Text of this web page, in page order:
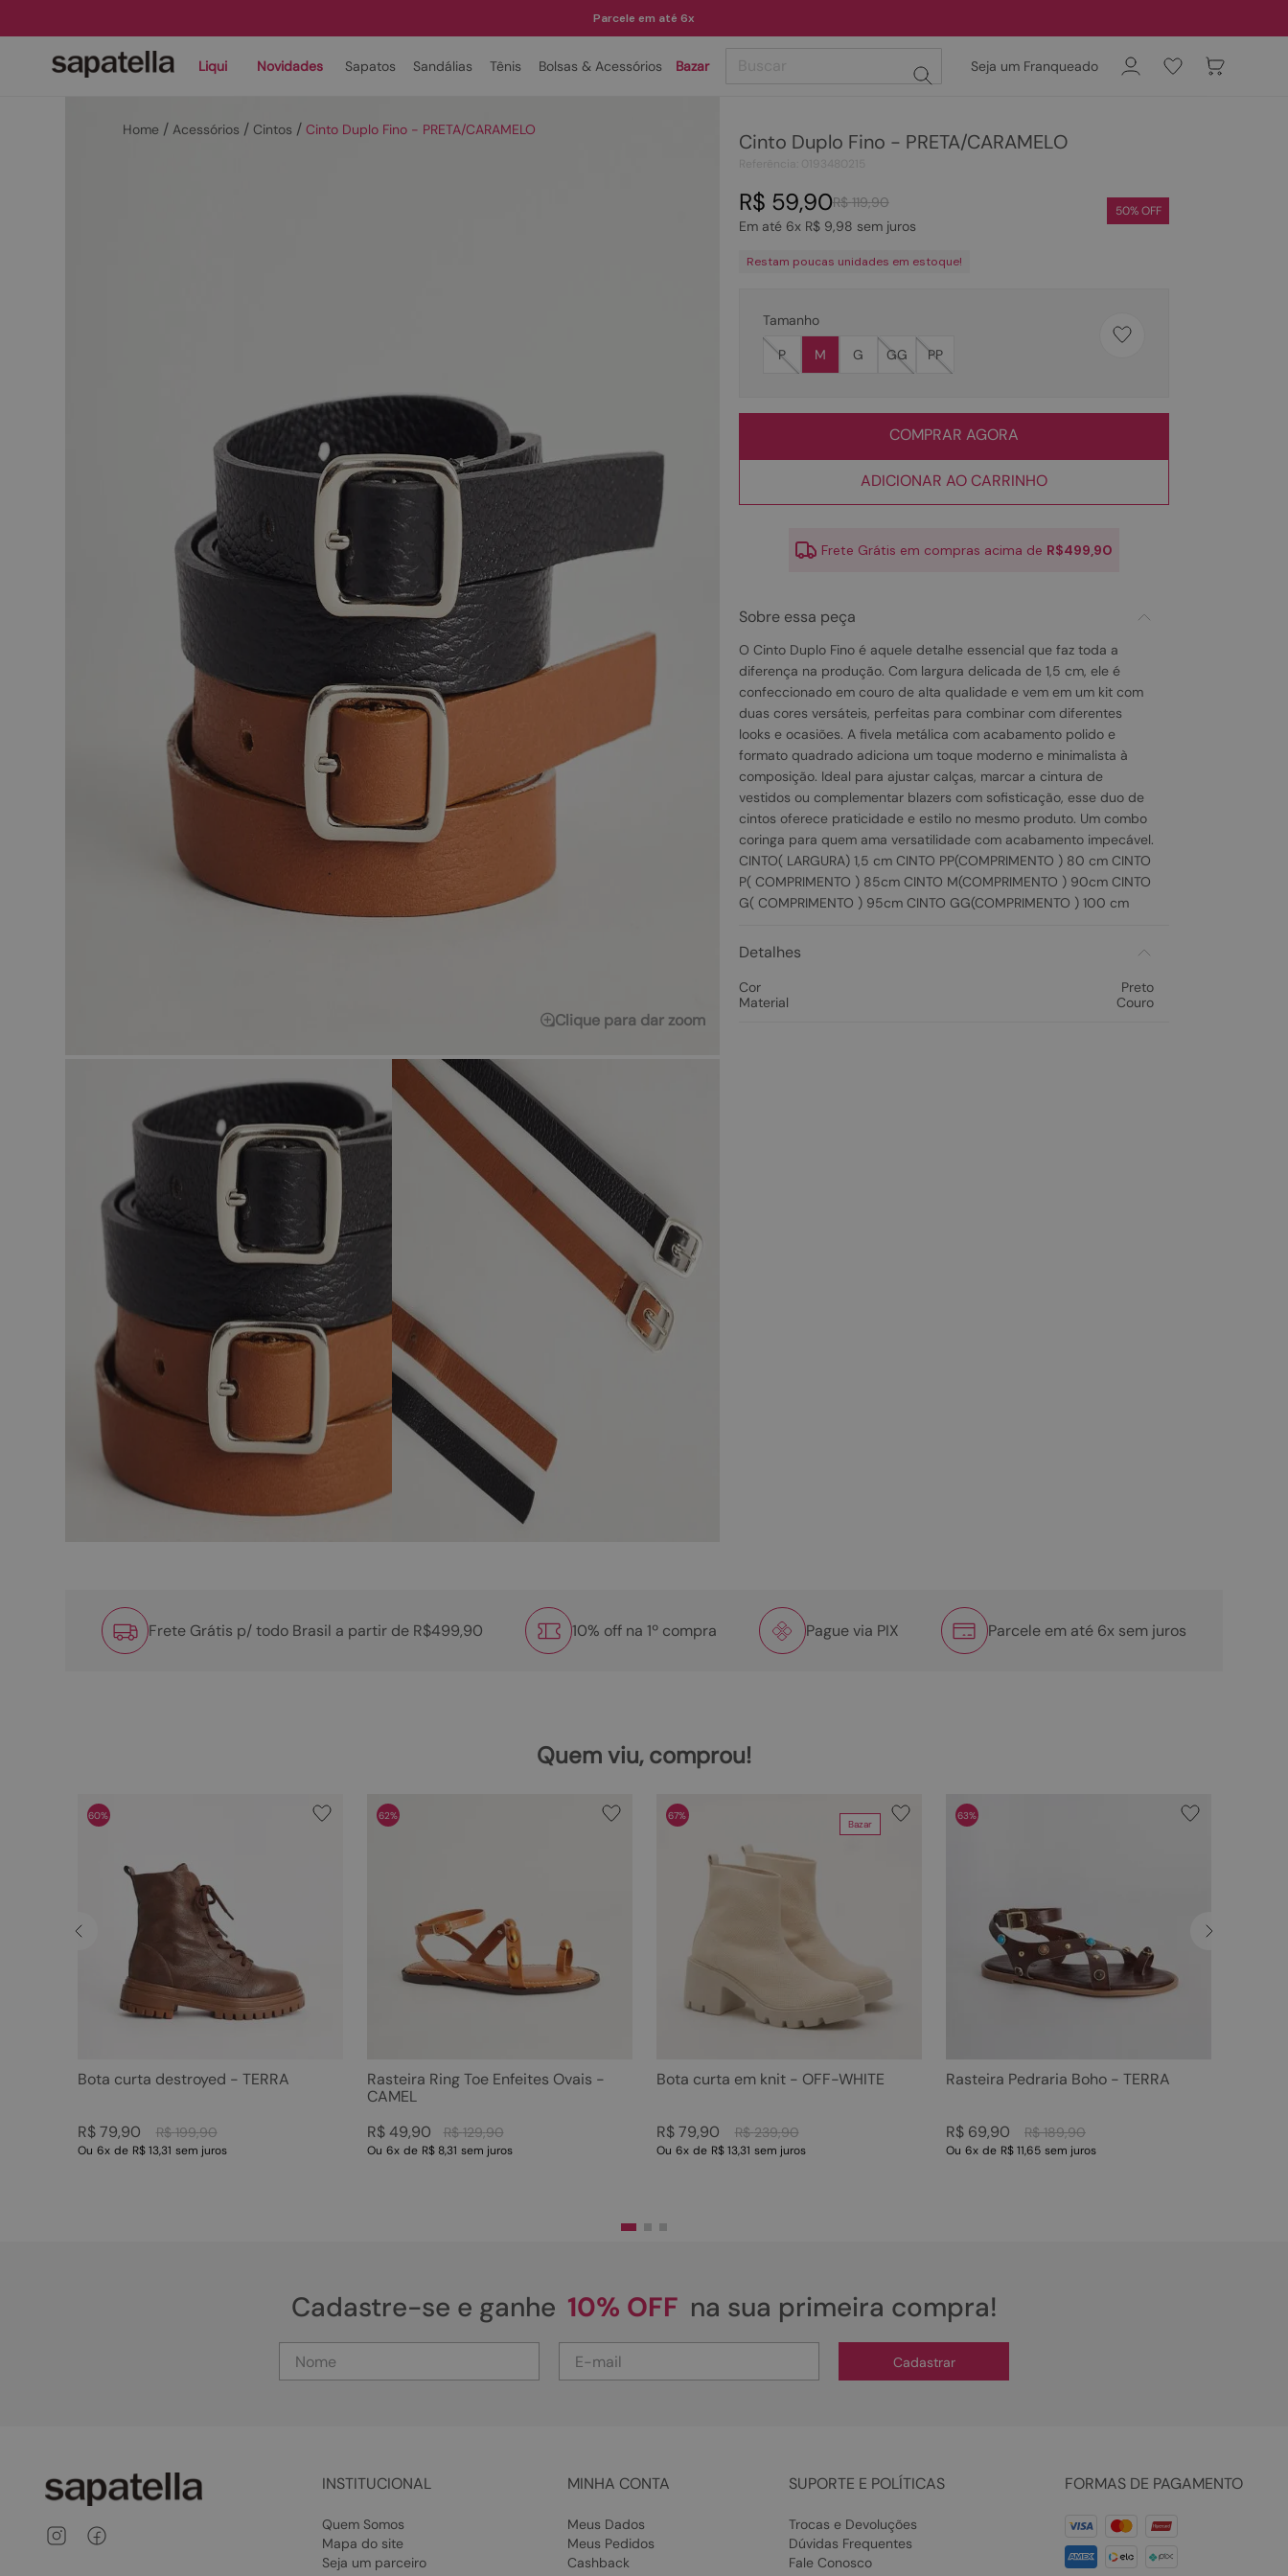
Parcele em até 6x
Liqui Novidades Sapatos Sandálias Tênis Bolsas & Acessórios Bazar Seja um Franqueado
Acessórios Cintos Cinto Duplo Fino - PRETA/CARAMELO
Clique para dar zoom
Cinto Duplo Fino - PRETA/CARAMELO
R$ 119,90
R$ 59,90
Em até 6x R$ 9,98 sem juros
50% OFF
Restam poucas unidades em estoque!
Tamanho
P
M G GG PP
COMPRAR AGORA
ADICIONAR AO CARRINHO
Frete Grátis em compras acima de R$499,90
Sobre essa peça
O Cinto Duplo Fino é aquele detalhe essencial que faz toda a
diferença na produção. Com largura delicada de 1,5 cm, ele é
confeccionado em couro de alta qualidade e vem em um kit com
duas cores versáteis, perfeitas para combinar com diferentes
looks e ocasiões. A fivela metálica com acabamento polido e
formato quadrado adiciona um toque moderno e minimalista à
composição. Ideal para ajustar calças, marcar a cintura de
vestidos ou complementar blazers com sofisticação, esse duo de
cintos oferece praticidade e estilo no mesmo produto. Um combo
coringa para quem ama versatilidade com acabamento impecável.
CINTO( LARGURA) 1,5 cm CINTO PP(COMPRIMENTO ) 80 cm CINTO
P( COMPRIMENTO ) 85cm CINTO M(COMPRIMENTO ) 90cm CINTO
G( COMPRIMENTO ) 95cm CINTO GG(COMPRIMENTO ) 100 cm
Detalhes
Cor
Preto
Material
Couro
Frete Grátis p/ todo Brasil a partir de R$499,90 10% off na 1º compra Pague via PIX Parcele em até 6x sem juros
Quem viu, comprou!
60%
Bota curta destroyed - TERRA
R$ 199,90
R$ 79,90
Ou 6x de R$ 13,31 sem juros
62%
Rasteira Ring Toe Enfeites Ovais -
CAMEL
R$ 129,90
R$ 49,90
Ou 6x de R$ 8,31 sem juros
Bazar
67%
Bota curta em knit - OFF-WHITE
R$ 239,90
R$ 79,90
Ou 6x de R$ 13,31 sem juros
63%
Rasteira Pedraria Boho - TERRA
R$ 189,90
R$ 69,90
Ou 6x de R$ 11,65 sem juros
Cadastre-se e ganhe 10% OFF na sua primeira compra!
Cadastrar
INSTITUCIONAL
Quem Somos
Mapa do site
Seja um parceiro
MINHA CONTA
Meus Dados
Meus Pedidos
Cashback
SUPORTE E POLÍTICAS
Trocas e Devoluções
Dúvidas Frequentes
Fale Conosco
FORMAS DE PAGAMENTO